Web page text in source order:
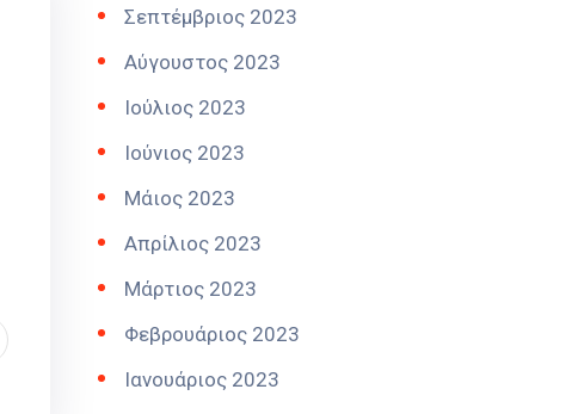
Σεπτέμβριος 2023
Αύγουστος 2023
Ιούλιος 2023
Ιούνιος 2023
Μάιος 2023
Απρίλιος 2023
Μάρτιος 2023
Φεβρουάριος 2023
Ιανουάριος 2023